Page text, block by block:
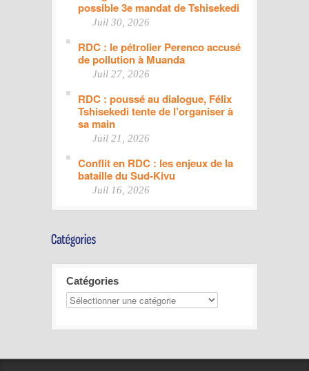
possible 3e mandat de Tshisekedi
Juil 30, 2026
RDC : le pétrolier Perenco accusé
de pollution à Muanda
Juil 27, 2026
RDC : poussé au dialogue, Félix
Tshisekedi tente de l’organiser à
sa main
Juil 21, 2026
Conflit en RDC : les enjeux de la
bataille du Sud-Kivu
Juil 16, 2026
Catégories